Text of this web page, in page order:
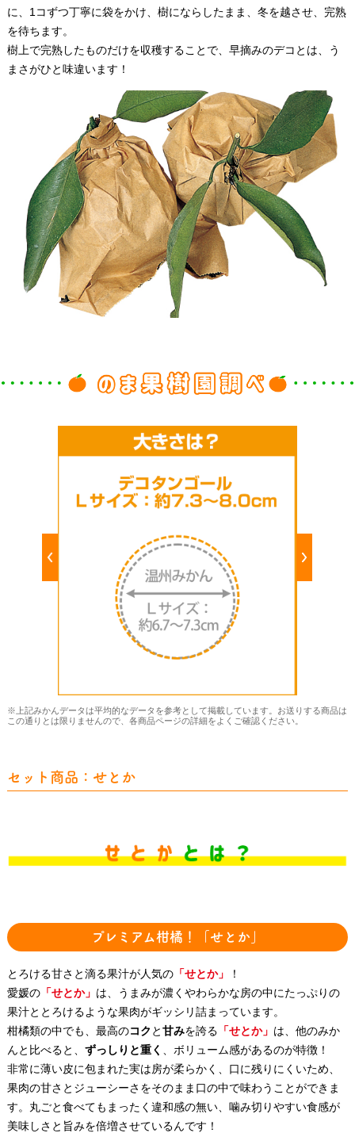
に、1コずつ丁寧に袋をかけ、樹にならしたまま、冬を越させ、完熟
を待ちます。
樹上で完熟したものだけを収穫することで、早摘みのデコとは、う
まさがひと味違います！
※上記みかんデータは平均的なデータを参考として掲載しています。お送りする商品は
この通りとは限りませんので、各商品ページの詳細をよくご確認ください。
セット商品：せとか
プレミアム柑橘！「せとか」
とろける甘さと滴る果汁が人気の「せとか」
！
愛媛の「せとか」 は、うまみが濃くやわらかな房の中にたっぷりの
果汁ととろけるような果肉がギッシリ詰まっています。
柑橘類の中でも、最高のコク と 甘みを誇る 「せとか」 は、他のみか
んと比べると、 ずっしりと重く
、ボリューム感があるのが特徴！
非常に薄い皮に包まれた実は房が柔らかく、口に残りにくいため、
果肉の甘さとジューシーさをそのまま口の中で味わうことができま
す。丸ごと食べてもまったく違和感の無い、噛み切りやすい食感が
美味しさと旨みを倍増させているんです！